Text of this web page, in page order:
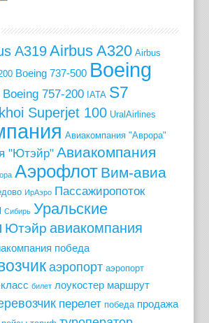
A319 Airbus A320 Airbus
Boeing 737-500 Boeing
Boeing 757-200 IATA S7
Superjet 100 UralAirlines
Авиакомпания "Аврора"
"Ютэйр" Авиакомпания
Аэрофлот Вим-авиа
ИрАэро Пассажиропоток
Сибирь Уральские
Ютэйр авиакомпания
победа
аэропорт аэропорт
билет лоукостер маршрут
перелет победа продажа